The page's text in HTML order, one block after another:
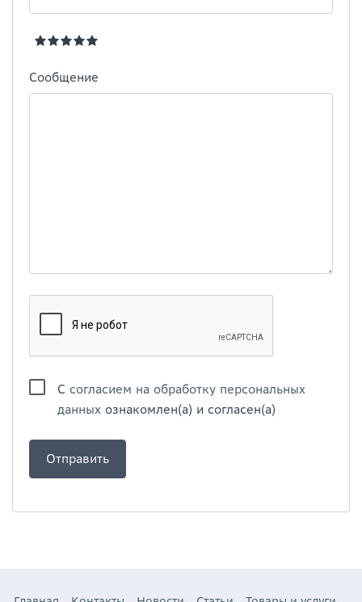
Сообщение
С согласием на обработку персональных
данных ознакомлен(а) и согласен(а)